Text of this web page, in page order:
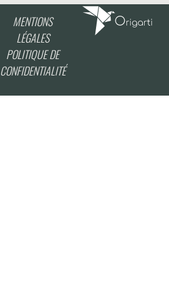
MENTIONS
LÉGALES
POLITIQUE DE
CONFIDENTIALITÉ